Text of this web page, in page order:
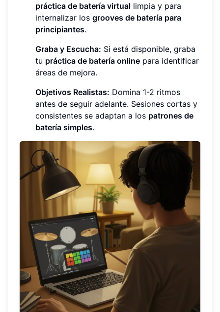
práctica de batería virtual limpia y para
internalizar los grooves de batería para
principiantes.
Graba y Escucha: Si está disponible, graba
tu práctica de batería online para identificar
áreas de mejora.
Objetivos Realistas: Domina 1-2 ritmos
antes de seguir adelante. Sesiones cortas y
consistentes se adaptan a los patrones de
batería simples.